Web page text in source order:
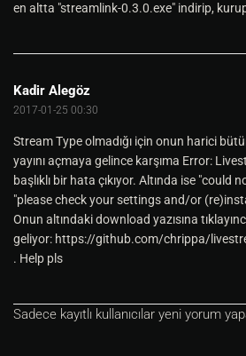
en altta "streamlink-0.3.0.exe" indirip,
Kadir Alegöz
2017-01-25 00:30
Stream Type olmadığı için onun harici
yayını açmaya gelince karşıma Error:
başlıklı bir hata çıkıyor. Altında ise
"please check your settings and/or
Onun altındaki download yazısına
geliyor: https://github.com/chrippa/
. Help pls
Sadece kayıtlı kullanıcılar yeni yorum